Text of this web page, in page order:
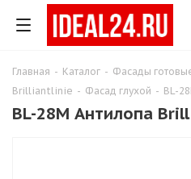
Главная - Каталог - Фасады
Brilliantlinie - Фасад глухой - BL-
BL-28M Антилопа Brill